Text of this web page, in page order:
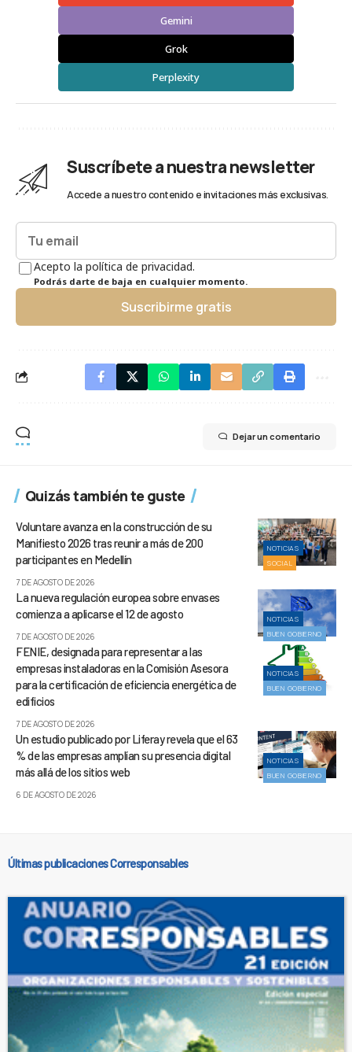
Gemini
Grok
Perplexity
Suscríbete a nuestra newsletter
Accede a nuestro contenido e invitaciones más exclusivas.
Acepto la política de privacidad.
Podrás darte de baja en cualquier momento.
Suscribirme gratis
Dejar un comentario
Quizás también te guste
NOTICIAS
SOCIAL
Voluntare avanza en la construcción de su
Manifiesto 2026 tras reunir a más de 200
participantes en Medellín
7 DE AGOSTO DE 2026
NOTICIAS
BUEN GOBIERNO
La nueva regulación europea sobre envases
comienza a aplicarse el 12 de agosto
7 DE AGOSTO DE 2026
NOTICIAS
BUEN GOBIERNO
FENIE, designada para representar a las
empresas instaladoras en la Comisión Asesora
para la certificación de eficiencia energética de
edificios
7 DE AGOSTO DE 2026
NOTICIAS
BUEN GOBIERNO
Un estudio publicado por Liferay revela que el 63
% de las empresas amplían su presencia digital
más allá de los sitios web
6 DE AGOSTO DE 2026
Últimas publicaciones Corresponsables